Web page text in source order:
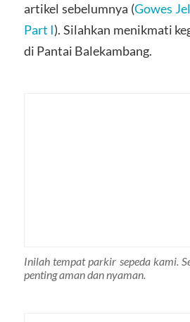
artikel sebelumnya (Gowes
Part I). Silahkan menikmati
di Pantai Balekambang.
Inilah tempat parkir sepeda kami.
penting aman dan nyaman.